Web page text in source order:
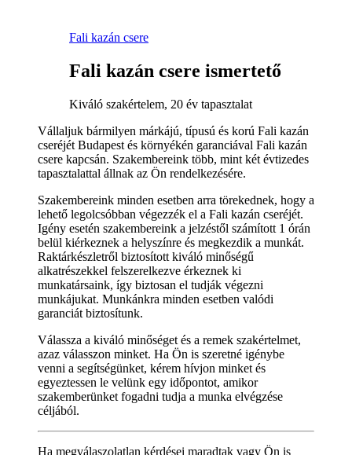
Fali kazán csere
Fali kazán csere ismertető
Kiváló szakértelem, 20 év tapasztalat
Vállaljuk bármilyen márkájú, típusú és korú Fali kazán
cseréjét Budapest és környékén garanciával Fali kazán
csere kapcsán. Szakembereink több, mint két évtizedes
tapasztalattal állnak az Ön rendelkezésére.
Szakembereink minden esetben arra törekednek, hogy a
lehető legolcsóbban végezzék el a Fali kazán cseréjét.
Igény esetén szakembereink a jelzéstől számított 1 órán
belül kiérkeznek a helyszínre és megkezdik a munkát.
Raktárkészletről biztosított kiváló minőségű
alkatrészekkel felszerelkezve érkeznek ki
munkatársaink, így biztosan el tudják végezni
munkájukat. Munkánkra minden esetben valódi
garanciát biztosítunk.
Válassza a kiváló minőséget és a remek szakértelmet,
azaz válasszon minket. Ha Ön is szeretné igénybe
venni a segítségünket, kérem hívjon minket és
egyeztessen le velünk egy időpontot, amikor
szakemberünket fogadni tudja a munka elvégzése
céljából.
Ha megválaszolatlan kérdései maradtak vagy Ön is